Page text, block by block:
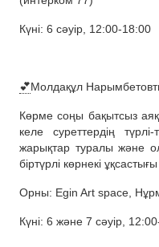
Күні: 6 сәуір, 12:00-18:00
💕Молдақұл
Көрме соңы бақытсыз
келе суреттердің
жарықтар туралы және
біртүрлі көрнекі
Орны: Egin Art space,
Күні: 6 және 7 сәуір,